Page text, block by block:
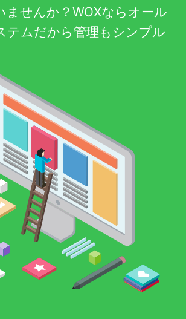
ませんか？WOXならオール
テムだから管理もシンプル